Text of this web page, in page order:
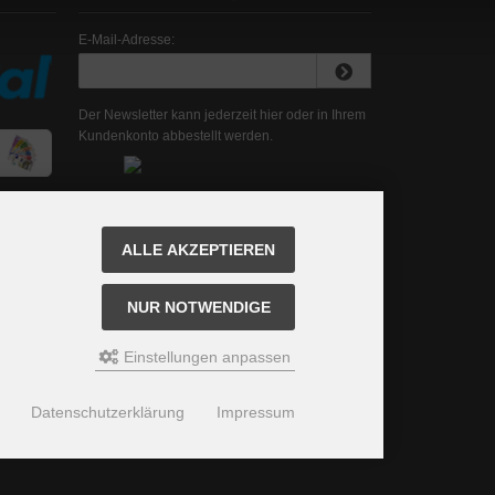
E-Mail-Adresse:
Der Newsletter kann jederzeit hier oder in Ihrem
Kundenkonto abbestellt werden.
ALLE AKZEPTIEREN
NUR NOTWENDIGE
Einstellungen anpassen
Datenschutzerklärung Impressum